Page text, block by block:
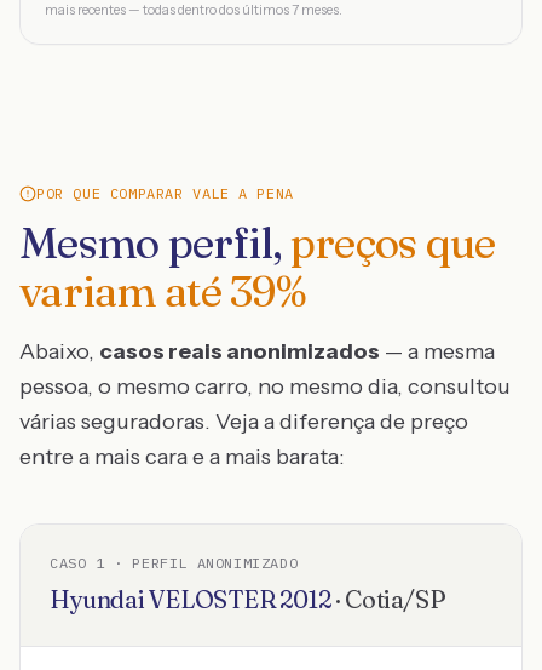
mais recentes — todas dentro dos últimos 7 meses.
POR QUE COMPARAR VALE A PENA
Mesmo perfil, preços que
variam até39%
Abaixo, casos reais anonimizados — a mesma
pessoa, o mesmo carro, no mesmo dia, consultou
várias seguradoras. Veja a diferença de preço
entre a mais cara e a mais barata:
CASO 1 · PERFIL ANONIMIZADO
HyundaiVELOSTER2012· Cotia/SP